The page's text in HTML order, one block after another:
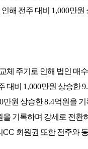
해 전주 대비 1,000만원
체 주기로 인해 법인 매
대비 1,000만원 상승한
만원 상승한8.4억원을
을 기록하며 강세로 전환
CC 회원권 또한 전주와